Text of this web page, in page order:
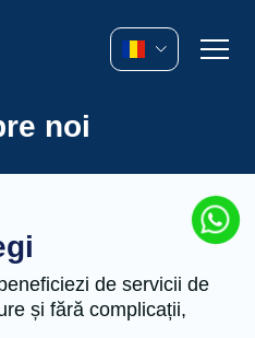
noi
de servicii de
și fără complicații,